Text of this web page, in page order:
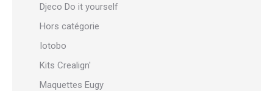
Djeco Do it yourself
Hors catégorie
Iotobo
Kits Crealign'
Maquettes Eugy